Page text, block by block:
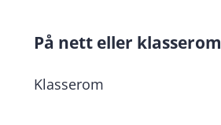
På nett eller klasserom
Klasserom